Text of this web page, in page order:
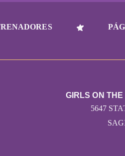
GIRLS ON
5647